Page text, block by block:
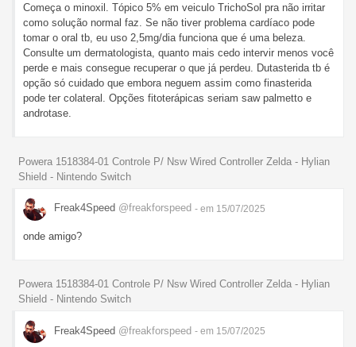
Começa o minoxil. Tópico 5% em veiculo TrichoSol pra não irritar
como solução normal faz. Se não tiver problema cardíaco pode
tomar o oral tb, eu uso 2,5mg/dia funciona que é uma beleza.
Consulte um dermatologista, quanto mais cedo intervir menos você
perde e mais consegue recuperar o que já perdeu. Dutasterida tb é
opção só cuidado que embora neguem assim como finasterida
pode ter colateral. Opções fitoterápicas seriam saw palmetto e
androtase.
Powera 1518384-01 Controle P/ Nsw Wired Controller Zelda - Hylian
Shield - Nintendo Switch
Freak4Speed @freakforspeed - em 15/07/2025
onde amigo?
Powera 1518384-01 Controle P/ Nsw Wired Controller Zelda - Hylian
Shield - Nintendo Switch
Freak4Speed @freakforspeed - em 15/07/2025